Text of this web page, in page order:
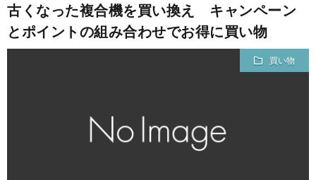
古くなった複合機を買い換え キャンペーン
とポイントの組み合わせでお得に買い物
買い物